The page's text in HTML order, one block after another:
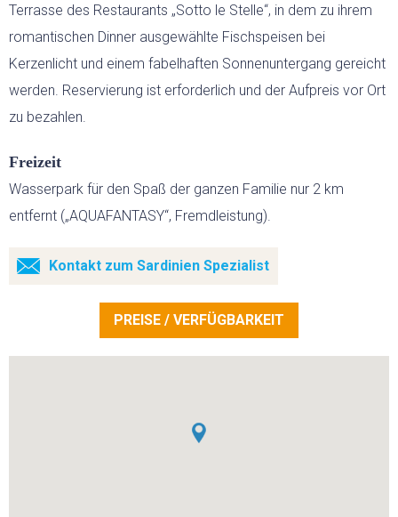
Terrasse des Restaurants „Sotto le Stelle“, in dem zu ihrem
romantischen Dinner ausgewählte Fischspeisen bei
Kerzenlicht und einem fabelhaften Sonnenuntergang gereicht
werden. Reservierung ist erforderlich und der Aufpreis vor Ort
zu bezahlen.
Freizeit
Wasserpark für den Spaß der ganzen Familie nur 2 km
entfernt („AQUAFANTASY“, Fremdleistung).
Kontakt zum Sardinien Spezialist
PREISE / VERFÜGBARKEIT